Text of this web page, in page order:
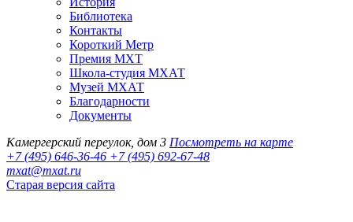
Библиотека
Контакты
Короткий Метр
Премия МХТ
Школа-студия МХАТ
Музей МХАТ
Благодарности
Документы
Камергерский переулок, дом 3 Посмотреть на карте
+7 (495) 646-36-46 +7 (495) 692-67-48‬
mxat@mxat.ru
Старая версия сайта